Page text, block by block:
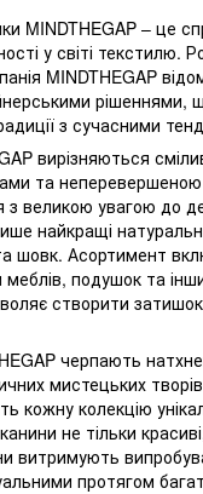
MINDTHEGAP – це
у світі текстилю.
MINDTHEGAP
рішеннями,
з сучасними
вирізняються
та
з великою увагою до
найкращі
шовк. Асортимент
подушок та
створити
черпають
мистецьких
кожну колекцію
не тільки
витримують
протягом